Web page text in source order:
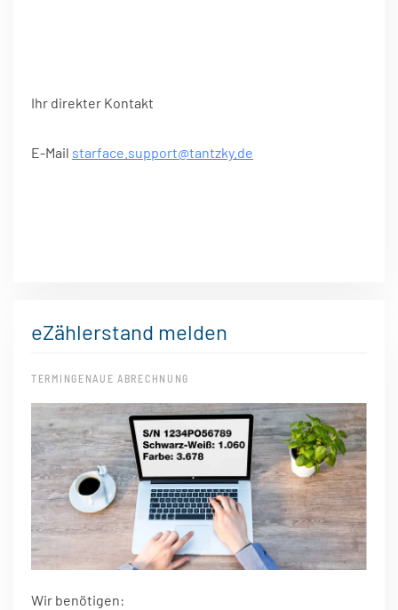
Ihr direkter Kontakt
E-Mail starface.support@tantzky.de
eZählerstand melden
TERMINGENAUE ABRECHNUNG
Wir benötigen: